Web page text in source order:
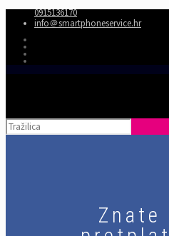
0915136170
info＠smartphoneservice.hr